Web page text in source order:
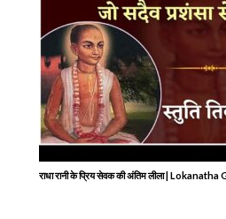
राधा रानी के प्रिय सेवक की अंतिम लीला |